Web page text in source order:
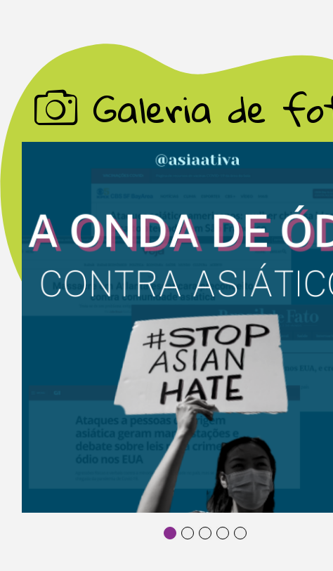
Galeria de
por
todo o país!
abaixo e
possa entrar
você! Caso o
para que
Escola/ Organização (opcional)
Autorizo o envio de minhas
inscrição do projeto e compreendo
no diálogo ou em quaisquer trocas
Voltar